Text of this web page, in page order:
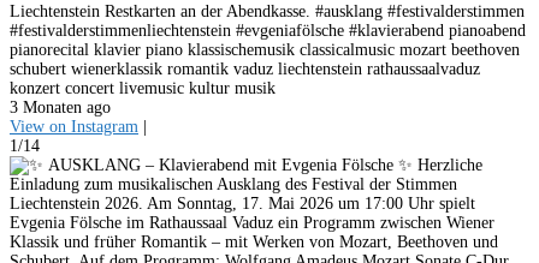
Liechtenstein Restkarten an der Abendkasse. #ausklang #festivalderstimmen
#festivalderstimmenliechtenstein #evgeniafölsche #klavierabend pianoabend
pianorecital klavier piano klassischemusik classicalmusic mozart beethoven
schubert wienerklassik romantik vaduz liechtenstein rathaussaalvaduz
konzert concert livemusic kultur musik
3 Monaten ago
View on Instagram |
1/14